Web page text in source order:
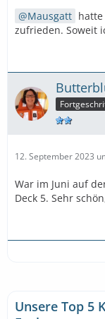
Mausgatt
zufrieden. Soweit
12. September 2023
War im Juni auf
Deck 5. Sehr
Unsere Top 5